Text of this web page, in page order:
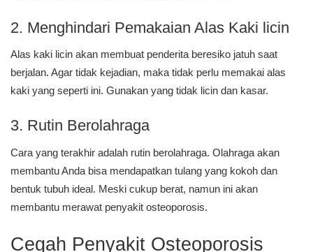
2. Menghindari Pemakaian Alas Kaki licin
Alas kaki licin akan membuat penderita beresiko jatuh saat
berjalan. Agar tidak kejadian, maka tidak perlu memakai alas
kaki yang seperti ini. Gunakan yang tidak licin dan kasar.
3. Rutin Berolahraga
Cara yang terakhir adalah rutin berolahraga. Olahraga akan
membantu Anda bisa mendapatkan tulang yang kokoh dan
bentuk tubuh ideal. Meski cukup berat, namun ini akan
membantu merawat penyakit osteoporosis.
Cegah Penyakit Osteoporosis